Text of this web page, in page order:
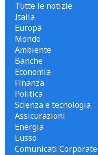
Tutte le notizie
Italia
Europa
Mondo
Ambiente
Banche
Economia
Finanza
Politica
Scienza e tecnologia
Assicurazioni
Energia
Lusso
Comunicati Corporate